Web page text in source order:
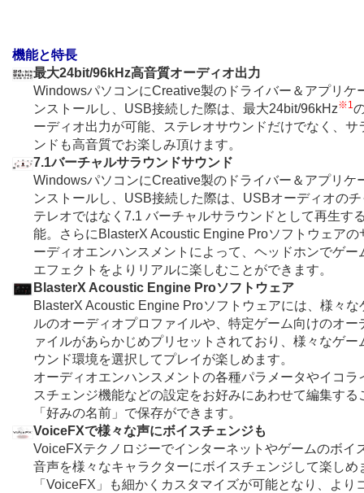
機能と特長
最大24bit/96kHz高音質オーディオ出力
WindowsパソコンにCreative製のドライバー＆アプリケ
ンストールし、USB接続した際は、最大24bit/96kHz※1
ーディオ出力が可能、ステレオサウンドだけでなく、サ
ンドも高音質でお楽しみ頂けます。
7.1バーチャルサラウンドサウンド
WindowsパソコンにCreative製のドライバー＆アプリケ
ンストールし、USB接続した際は、USBオーディオの
テレオではなく7.1 バーチャルサラウンドとして再生す
能。さらにBlasterX Acoustic Engine Proソフトウェアの
ーディオエンハンスメントによって、ヘッドホンでゲー
エフェクトをよりリアルに楽しむことができます。
BlasterX Acoustic Engine Proソフトウェア
BlasterX Acoustic Engine Proソフトウェアには、様々な
ルのオーディオプロファイルや、特定ゲーム向けのオー
ァイルがあらかじめプリセットされており、様々なゲー
ウンド環境を選択してプレイが楽しめます。
オーディオエンハンスメントの各種パラメータやイコラ
スチェンジ機能などの設定をお好みにあわせて編集する
「好みの名前」で保存ができます。
VoiceFXで様々な声にボイスチェンジも
VoiceFXテクノロジーでインターネットやゲームのボイ
音声を様々なキャラクターにボイスチェンジして楽しめ
「VoiceFX」も細かくカスタマイズが可能となり、より